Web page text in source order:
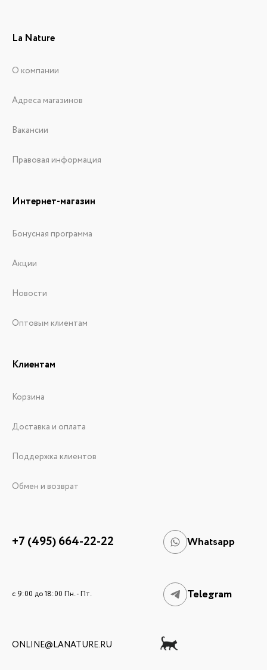
La Nature
О компании
Адреса магазинов
Вакансии
Правовая информация
Интернет-магазин
Бонусная программа
Акции
Новости
Оптовым клиентам
Клиентам
Корзина
Доставка и оплата
Поддержка клиентов
Обмен и возврат
+7 (495) 664-22-22 Whatsapp
c 9:00 до 18:00 Пн. - Пт. Telegram
ONLINE@LANATURE.RU